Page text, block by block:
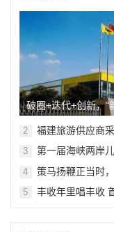
破圈+迭代+创新，“
2 福建旅游供应商
3
第一届海峡两岸
4 策马扬鞭正当时
5
丰收年里唱丰收